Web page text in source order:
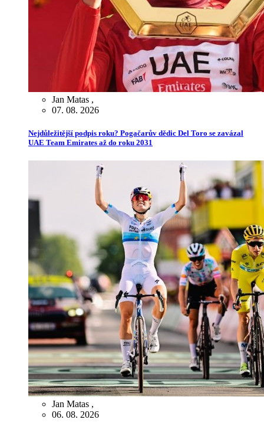
Jan Matas ,
07. 08. 2026
Nejdůležitější podpis roku? Pogačarův dědic Del Toro se zavázal
UAE Team Emirates až do roku 2031
Jan Matas ,
06. 08. 2026